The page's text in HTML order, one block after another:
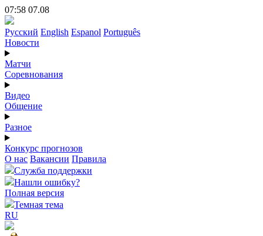
07:58 07.08
Русский English Espanol Português
Новости
Матчи
Соревнования
Видео
Общение
Разное
Конкурс прогнозов
О нас Вакансии Правила
Служба поддержки
Нашли ошибку?
Полная версия
Темная тема
RU